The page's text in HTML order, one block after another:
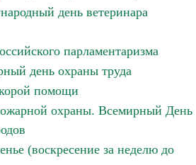
день ветеринара
парламентаризма
день охраны труда
помощи
охраны. Всемирный День
(воскресение за неделю до